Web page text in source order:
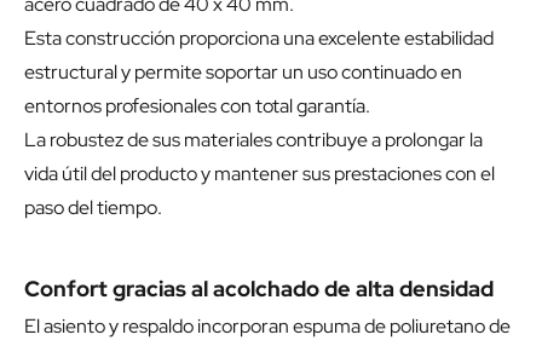
Esta construcción proporciona una excelente estabilidad
estructural y permite soportar un uso continuado en
entornos profesionales con total garantía.
La robustez de sus materiales contribuye a prolongar la
vida útil del producto y mantener sus prestaciones con el
paso del tiempo.
Confort gracias al acolchado de alta densidad
El asiento y respaldo incorporan espuma de poliuretano de